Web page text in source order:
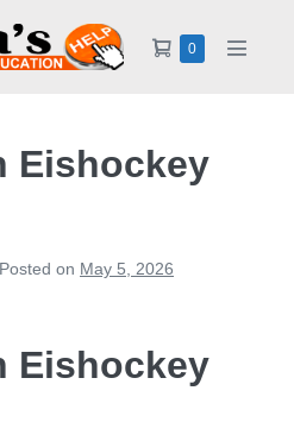
0
Eishockey
Posted on May 5, 2026
Eishockey